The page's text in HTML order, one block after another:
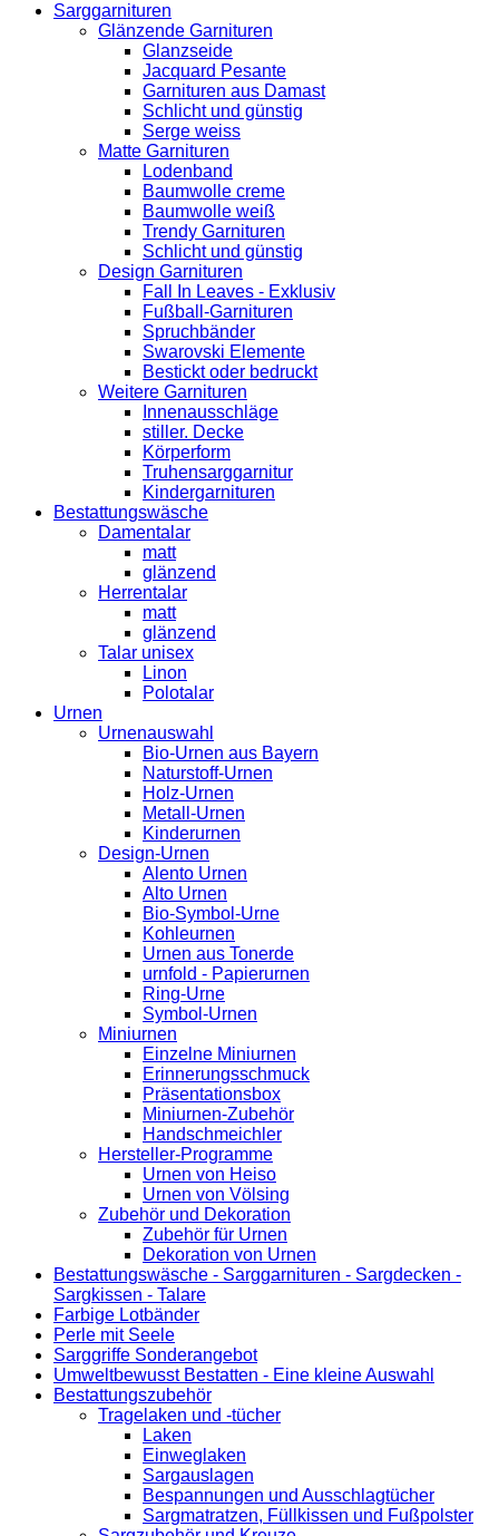
Sarggarnituren
Glänzende Garnituren
Glanzseide
Jacquard Pesante
Garnituren aus Damast
Schlicht und günstig
Serge weiss
Matte Garnituren
Lodenband
Baumwolle creme
Baumwolle weiß
Trendy Garnituren
Schlicht und günstig
Design Garnituren
Fall In Leaves - Exklusiv
Fußball-Garnituren
Spruchbänder
Swarovski Elemente
Bestickt oder bedruckt
Weitere Garnituren
Innenausschläge
stiller. Decke
Körperform
Truhensarggarnitur
Kindergarnituren
Bestattungswäsche
Damentalar
matt
glänzend
Herrentalar
matt
glänzend
Talar unisex
Linon
Polotalar
Urnen
Urnenauswahl
Bio-Urnen aus Bayern
Naturstoff-Urnen
Holz-Urnen
Metall-Urnen
Kinderurnen
Design-Urnen
Alento Urnen
Alto Urnen
Bio-Symbol-Urne
Kohleurnen
Urnen aus Tonerde
urnfold - Papierurnen
Ring-Urne
Symbol-Urnen
Miniurnen
Einzelne Miniurnen
Erinnerungsschmuck
Präsentationsbox
Miniurnen-Zubehör
Handschmeichler
Hersteller-Programme
Urnen von Heiso
Urnen von Völsing
Zubehör und Dekoration
Zubehör für Urnen
Dekoration von Urnen
Bestattungswäsche - Sarggarnituren - Sargdecken -
Sargkissen - Talare
Farbige Lotbänder
Perle mit Seele
Sarggriffe Sonderangebot
Umweltbewusst Bestatten - Eine kleine Auswahl
Bestattungszubehör
Tragelaken und -tücher
Laken
Einweglaken
Sargauslagen
Bespannungen und Ausschlagtücher
Sargmatratzen, Füllkissen und Fußpolster